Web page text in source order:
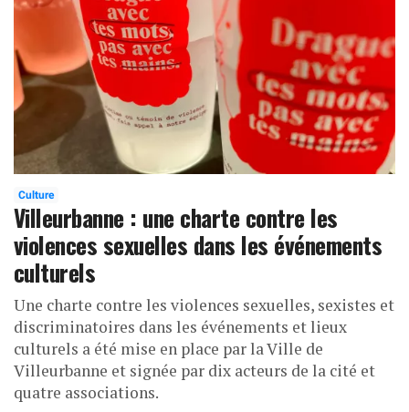
Culture
Villeurbanne : une charte contre les
violences sexuelles dans les événements
culturels
Une charte contre les violences sexuelles, sexistes et
discriminatoires dans les événements et lieux
culturels a été mise en place par la Ville de
Villeurbanne et signée par dix acteurs de la cité et
quatre associations.